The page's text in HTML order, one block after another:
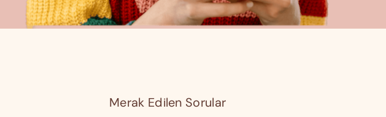
Merak Edilen Sorular